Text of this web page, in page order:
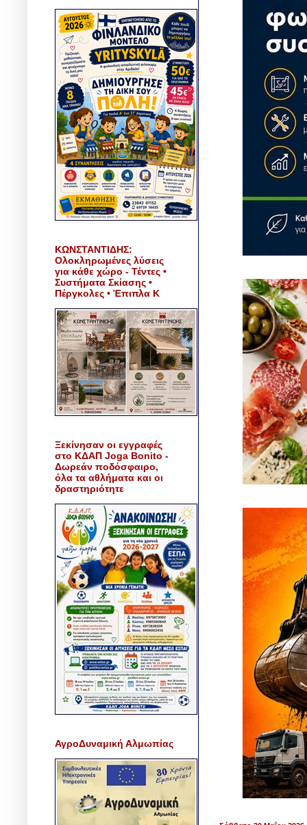
ΚΩΝΣΤΑΝΤΙΔΗΣ:
Ολοκληρωμένες λύσεις
για κάθε χώρο - Τέντες •
Συστήματα Σκίασης •
Πέργκολες • Έπιπλα Κ
Ξεκίνησαν οι εγγραφές
στο ΚΔΑΠ Joga Bonito -
Δωρεάν ποδόσφαιρο,
όλα τα αθλήματα και οι
δραστηριότητε
ΑγροΔυναμική Αλμωπίας